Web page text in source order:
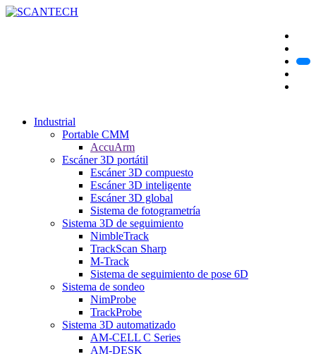
Industrial
Portable CMM
AccuArm
Escáner 3D portátil
Escáner 3D compuesto
Escáner 3D inteligente
Escáner 3D global
Sistema de fotogrametría
Sistema 3D de seguimiento
NimbleTrack
TrackScan Sharp
M-Track
Sistema de seguimiento de pose 6D
Sistema de sondeo
NimProbe
TrackProbe
Sistema 3D automatizado
AM-CELL C Series
AM-DESK